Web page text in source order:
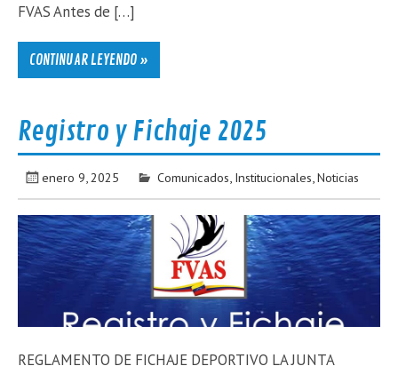
FVAS Antes de […]
CONTINUAR LEYENDO »
Registro y Fichaje 2025
enero 9, 2025 Comunicados, Institucionales,Noticias
REGLAMENTO DE FICHAJE DEPORTIVO LA JUNTA